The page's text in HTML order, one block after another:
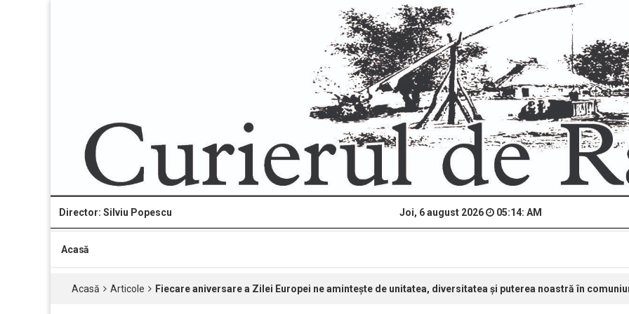
Director: Silviu Popescu Joi, 6 august 2026 05:14: AM
Acasă
Acasă Articole Fiecare aniversare a Zilei Europei ne amintește de unitatea, diversitatea și puterea noastră în